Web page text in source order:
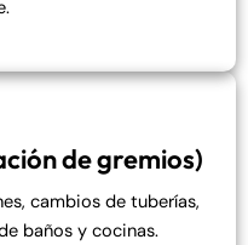
de gremios)
cambios de tuberías,
baños y cocinas.